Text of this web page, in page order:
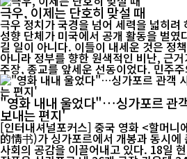
극우, 이제는 단호히 맞설 때
극우 정치가 국경을 넘어 세력을 넓히려
성향 단체가 미국에서 공개 활동을 벌였
길 일이 아니다. 이들이 내세운 것은 정
아니라 정부를 향한 원색적인 비난, 근
주장, 종교를 앞세운 선동이었다. 민주
"영화 내내 울었다"…싱가포르 관
보내는 편지'
[인터내셔널포커스] 중국 영화 <할머니
的情书)가 싱가포르에서 개봉과 동시에
사회의 공감을 이끌어내고 있다. 18일 현지 영화업계에 따르면 이